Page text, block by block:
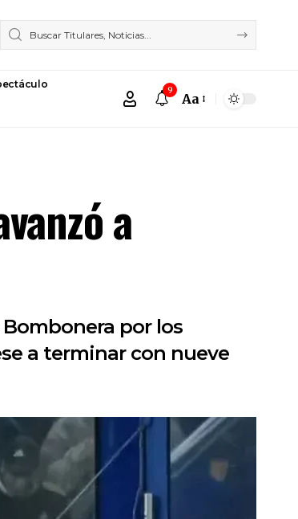
9
Font
Aa
a
por los
a terminar con nueve